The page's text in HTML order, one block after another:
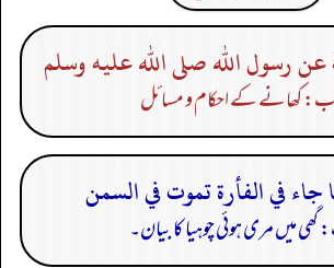
رسول الله صلى الله عليه وسلم
کھانے کے احکام و مسائل
میں مری ہوئی چوہیا کا بیان۔